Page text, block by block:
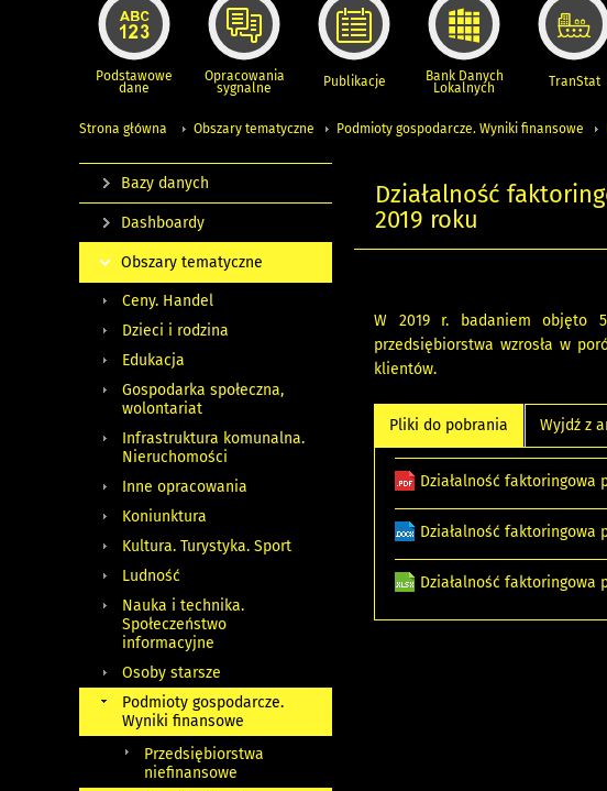
Podstawowe
dane
Opracowania
sygnalne Publikacje Bank Danych
Lokalnych TranStat
Strona główna Obszary tematyczne Podmioty gospodarcze. Wyniki finansowe
Działalność
2019 roku
W 2019 r. badaniem objęto
przedsiębiorstwa wzrosła w
klientów.
Pliki do pobrania Wyjdź z
Działalność faktoringowa
Działalność faktoringowa
Działalność faktoringowa
Bazy danych
Dashboardy
Obszary tematyczne
Ceny. Handel
Dzieci i rodzina
Edukacja
Gospodarka społeczna,
wolontariat
Infrastruktura komunalna.
Nieruchomości
Inne opracowania
Koniunktura
Kultura. Turystyka. Sport
Ludność
Nauka i technika.
Społeczeństwo
informacyjne
Osoby starsze
Podmioty gospodarcze.
Wyniki finansowe
Przedsiębiorstwa
niefinansowe